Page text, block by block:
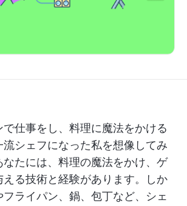
仕事をし、料理に魔法をかける
流シェフになった私を想像してみ
なたには、料理の魔法をかけ、ゲ
える技術と経験があります。しか
フライパン、鍋、包丁など、シェ